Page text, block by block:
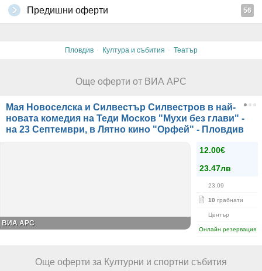
Предишни оферти 56
Пловдив · Култура и събития · Театър
Още оферти от ВИА АРС
Мая Новоселска и Силвестър Силвестров в най-
новата комедия на Теди Москов "Мухи без глави" -
на 23 Септември, в Лятно кино "Орфей" - Пловдив
12.00€
23.47лв
23.09
10 грабнати
Център
Онлайн резервация
ВИА АРС
Още оферти за Културни и спортни събития